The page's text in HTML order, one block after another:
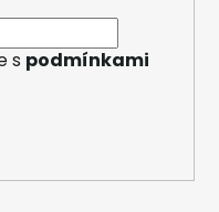
s podmínkami